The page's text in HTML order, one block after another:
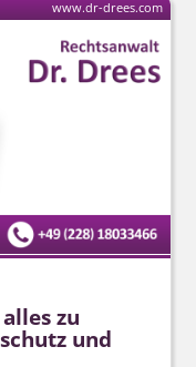
zu
und
www.dr-drees.com